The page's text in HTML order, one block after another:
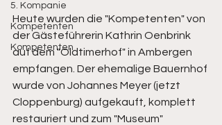
5. Kompanie
Kompetenten
Kompetenten
Heute wurden die "Kompetenten" von
der Gästeführerin Kathrin Oenbrink
auf dem "Oldtimerhof" in Ambergen
empfangen. Der ehemalige Bauernhof
wurde von Johannes Meyer (jetzt
Cloppenburg) aufgekauft, komplett
restauriert und zum "Museum"